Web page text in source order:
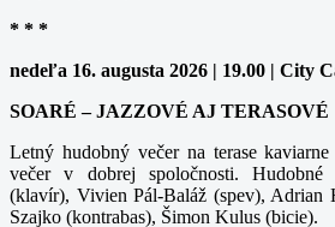
* * *
nedeľa 16. augusta 2026 | 19.00 | City
SOARÉ – JAZZOVÉ AJ TERASOVÉ
Letný hudobný večer na terase
večer v dobrej spoločnosti. Hudobné
(klavír), Vivien Pál-Baláž (spev), Adrian
Szajko (kontrabas), Šimon Kulus (bicie).